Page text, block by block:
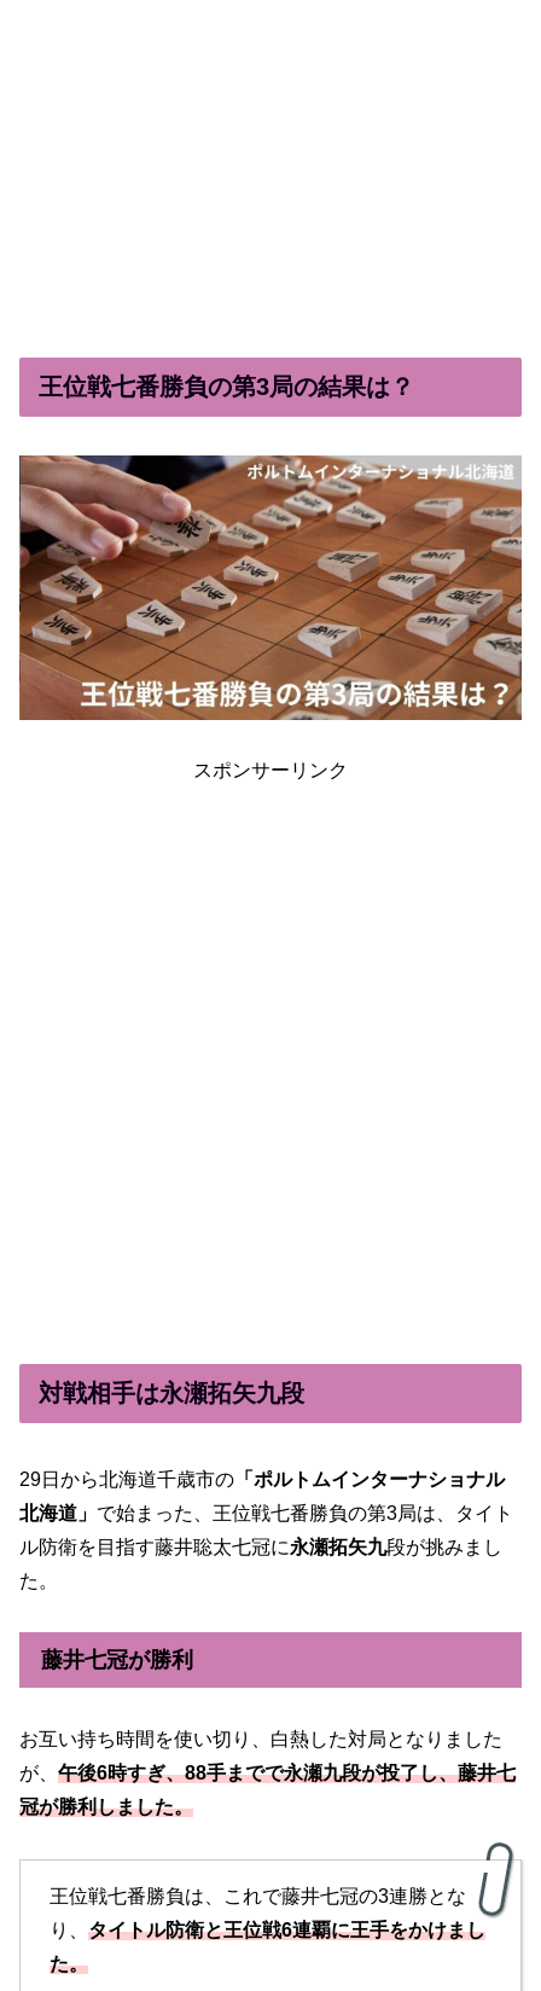
王位戦七番勝負の第3局の結果は？
スポンサーリンク
対戦相手は永瀬拓矢九段
29日から北海道千歳市の 「ポルトムインターナショナル
北海道」 で始まった、王位戦七番勝負の第3局は、タイト
ル防衛を目指す藤井聡太七冠に永瀬拓矢九段が挑みまし
た。
藤井七冠が勝利
お互い持ち時間を使い切り、白熱した対局となりました
が、 午後6時すぎ、88手までで永瀬九段が投了し、藤井七
冠が勝利しました。
王位戦七番勝負は、これで藤井七冠の3連勝とな
り、 タイトル防衛と王位戦6連覇に王手をかけまし
た。